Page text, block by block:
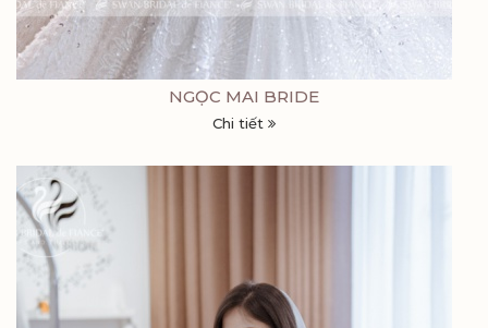
NGỌC MAI BRIDE
Chi tiết